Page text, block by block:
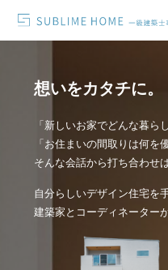
想いをカタチに。
「新しいお家でどんな暮ら
「お住まいの間取りは何を
そんな会話から打ち合わせ
自分らしいデザイン住宅を
建築家とコーディネーター